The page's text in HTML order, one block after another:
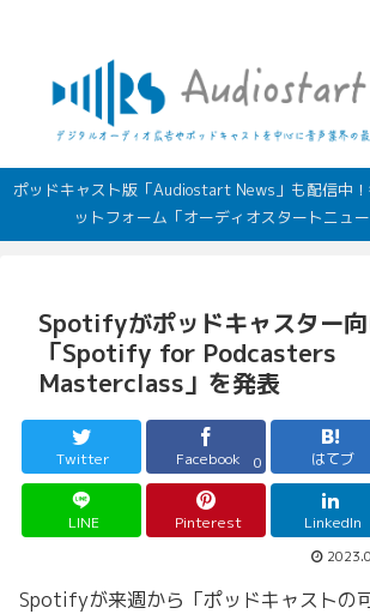
ポッドキャスト版「Audiostart News」も配信中
ットフォーム「オーディオスタートニュ
Spotifyがポッドキャスター
「Spotify for Podcasters
Masterclass」を発表
Twitter Facebook 0 はてブ
LINE Pinterest LinkedIn
Spotifyが来週から「ポッドキャストの